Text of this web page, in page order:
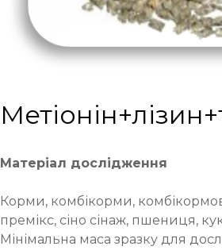
Матеріал дослідження
Корми, комбікорми,
премікс, сіно сінаж, пшениця,
Мінімальна маса зразку для